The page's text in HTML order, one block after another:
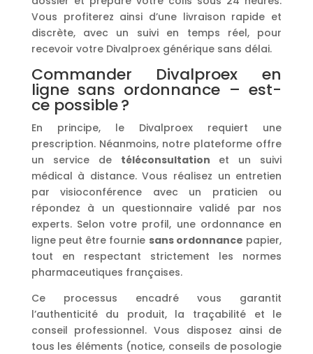
Vous profiterez ainsi d’une livraison rapide et
discrète, avec un suivi en temps réel, pour
recevoir votre Divalproex générique sans délai.
Commander Divalproex en
ligne sans ordonnance – est-
ce possible ?
En principe, le Divalproex requiert une
prescription. Néanmoins, notre plateforme offre
un service de téléconsultation et un suivi
médical à distance. Vous réalisez un entretien
par visioconférence avec un praticien ou
répondez à un questionnaire validé par nos
experts. Selon votre profil, une ordonnance en
ligne peut être fournie sans ordonnance papier,
tout en respectant strictement les normes
pharmaceutiques françaises.
Ce processus encadré vous garantit
l’authenticité du produit, la traçabilité et le
conseil professionnel. Vous disposez ainsi de
tous les éléments (notice, conseils de posologie